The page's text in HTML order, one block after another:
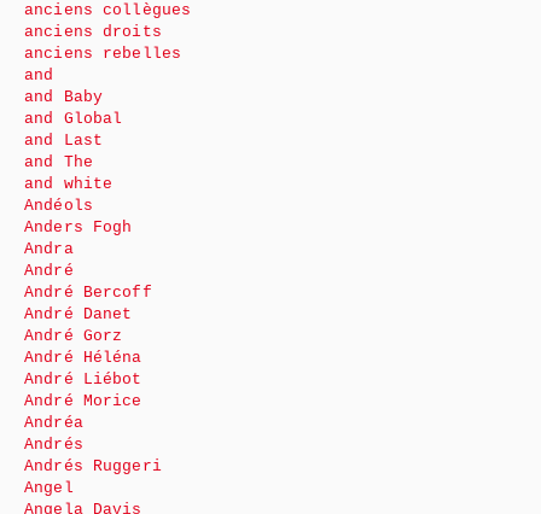
anciens collègues
anciens droits
anciens rebelles
and
and Baby
and Global
and Last
and The
and white
Andéols
Anders Fogh
Andra
André
André Bercoff
André Danet
André Gorz
André Héléna
André Liébot
André Morice
Andréa
Andrés
Andrés Ruggeri
Angel
Angela Davis